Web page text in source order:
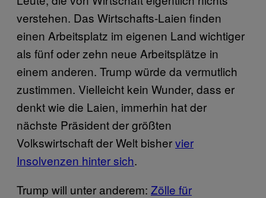
verstehen. Das Wirtschafts-Laien finden
einen Arbeitsplatz im eigenen Land wichtiger
als fünf oder zehn neue Arbeitsplätze in
einem anderen. Trump würde da vermutlich
zustimmen. Vielleicht kein Wunder, dass er
denkt wie die Laien, immerhin hat der
nächste Präsident der größten
Volkswirtschaft der Welt bishervier
Insolvenzen hinter sich.
Trump will unter anderem: Zölle für